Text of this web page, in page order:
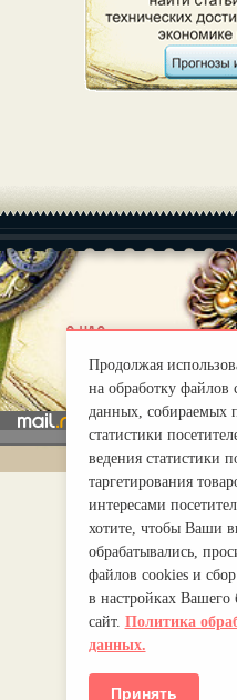
О нас |
Продолжая
на обработку файлов
данных, собираемых
статистики
ведения статистики
таргетирования
интересами
хотите, чтобы Ваши
обрабатывались,
файлов cookies и
в настройках Вашего
сайт. Политика
данных.
Принять